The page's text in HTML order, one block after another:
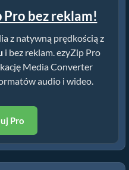
Pro bez reklam!
z natywną prędkością z
i bez reklam. ezyZip Pro
Media Converter
audio i wideo.
Pro